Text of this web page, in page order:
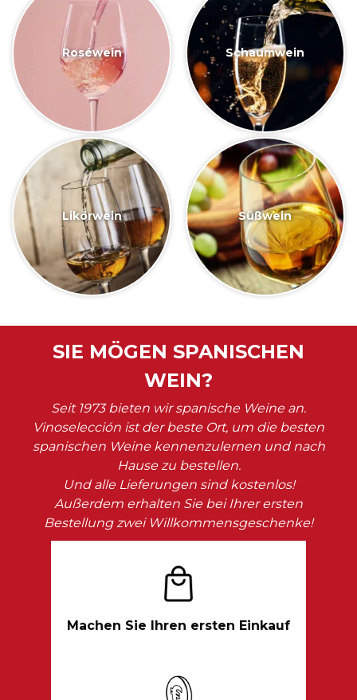
Roséwein Schaumwein
Likörwein Süßwein
SIE MÖGEN SPANISCHEN
WEIN?
Seit 1973 bieten wir spanische Weine an.
Vinoselección ist der beste Ort, um die besten
spanischen Weine kennenzulernen und nach
Hause zu bestellen.
Und alle Lieferungen sind kostenlos!
Außerdem erhalten Sie bei Ihrer ersten
Bestellung zwei Willkommensgeschenke!
Machen Sie Ihren ersten Einkauf